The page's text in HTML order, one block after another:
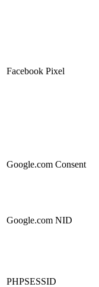
Facebook Pixel
Google.com Consent
Google.com NID
PHPSESSID